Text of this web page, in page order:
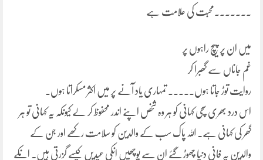
۔۔۔۔۔۔۔محبت کی علامت ہے
میں ان پر پیچ راہوں پر
غم جاناں سے گھبرا کر
روایت توڑ جاتا ہوں۔۔۔۔۔ تمہاری یاد آنے پر میں اکثر مسکراتا ہوں۔
اس درد بھری سچی کہانی کو ہر وہ شخص اپنے اندر محفوظ کر لے کیونکہ یہ کہانی تو ہر
گھر کی کہانی ہے۔ اللہ پاک سب کے والدین کو سلامت رکھے اور جن کے
والدین یہ فانی دنیا چھوڑ گئے ان سے پوچھیں انکی عیدیں کیسے گزرتی ہیں۔ انکے